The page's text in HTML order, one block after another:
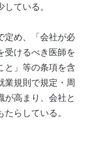
ている。
定め、「会社が必
受けるべき医師を
と」等の条項を含
業規則で規定・周
が高まり、会社と
らしている。